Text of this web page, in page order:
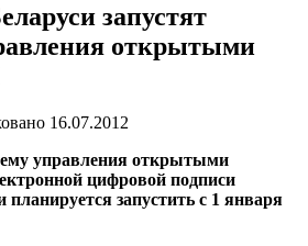
запустят
открытыми
16.07.2012
управления открытыми
цифровой подписи
запустить с 1 января